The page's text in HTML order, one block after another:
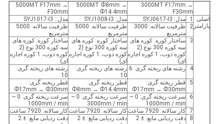
3000MT F17mm →
F30mm
5000MT Ф8mm →
Ф14.4mm
5000MT F17mm →
F30mm
اصلی
پارامتر
1 مدل: SYJ0617-I3 مدل: SYJ1008-I3
مدل:: SYJ1017-I3
2
ظرفیت سالانه: 3000
مترمربع
ظرفیت سالانه: 5000
مترمربع
ظرفیت سالانه: 5000
مترمربع
3
ساختار کوره: کوره های
سه کوره 300 نوع (2
کوره ذوب، 1 کوره اجاره
ای)
ساختار کوره: کوره های
سه کوره 300 نوع (2
کوره ذوب، 1 کوره اجاره
ای)
ساختار کوره: کوره های
سه کوره 300 نوع (2
کوره ذوب، 1 کوره اجاره
ای)
4
رشته های ریخته گری: 6
رشته های ریخته گری:
10
رشته های ریخته گری:
10
5
قطر ریخته گری:
Ф17mm → Ф30mm
قطر ریخته گری:
Ф8mm → Ф14.4mm
قطر ریخته گری:
Ф17mm → Ф30mm
6
سرعت ریخته گری: 0 ~
1000mm / min
سرعت ریخته گری: 0 ~
3000mm / min
سرعت ریخته گری: 0 ~
1000mm / min
7 کار سالانه: 7920 ساعت کار سالانه: 7920 ساعت
کار سالانه: 7920 ساعت
8
دقت ردیابی مایع: ± 2
دقت ردیابی مایع: ± 2
دقت ردیابی مایع: ± 2